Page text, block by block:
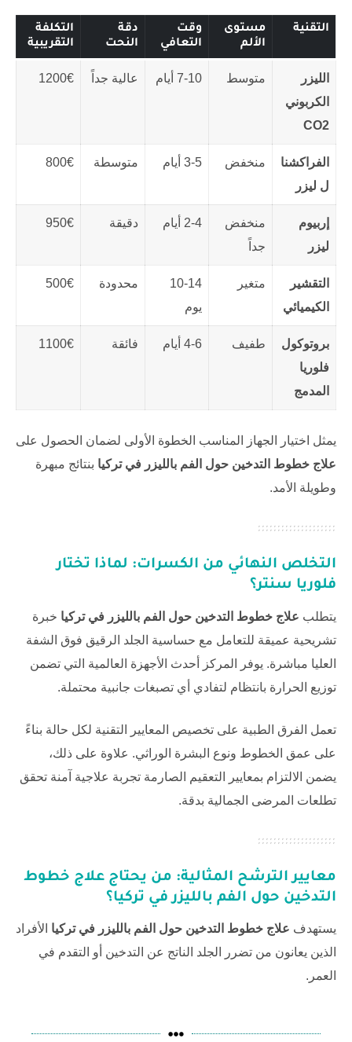
التقنية
مستوى
الألم
وقت
التعافي
دقة
النحت
التكلفة
التقريبية
الليزر
الكربوني
CO2
متوسط 7-10 أيام عالية جداً 1200€
الفراكشنا
ل ليزر
منخفض 3-5 أيام متوسطة 800€
إربيوم
ليزر
منخفض
جداً
2-4 أيام دقيقة 950€
التقشير
الكيميائي
متغير
10-14
يوم
محدودة 500€
بروتوكول
فلوريا
المدمج
طفيف 4-6 أيام فائقة 1100€
يمثل اختيار الجهاز المناسب الخطوة الأولى لضمان الحصول على
علاج خطوط التدخين حول الفم بالليزر في تركيا بنتائج مبهرة
وطويلة الأمد.
التخلص النهائي من الكسرات: لماذا تختار
فلوريا سنتر؟
يتطلب علاج خطوط التدخين حول الفم بالليزر في تركيا خبرة
تشريحية عميقة للتعامل مع حساسية الجلد الرقيق فوق الشفة
العليا مباشرة. يوفر المركز أحدث الأجهزة العالمية التي تضمن
توزيع الحرارة بانتظام لتفادي أي تصبغات جانبية محتملة.
تعمل الفرق الطبية على تخصيص المعايير التقنية لكل حالة بناءً
على عمق الخطوط ونوع البشرة الوراثي. علاوة على ذلك،
يضمن الالتزام بمعايير التعقيم الصارمة تجربة علاجية آمنة تحقق
تطلعات المرضى الجمالية بدقة.
معايير الترشح المثالية: من يحتاج علاج خطوط
التدخين حول الفم بالليزر في تركيا؟
يستهدف علاج خطوط التدخين حول الفم بالليزر في تركيا الأفراد
الذين يعانون من تضرر الجلد الناتج عن التدخين أو التقدم في
العمر.